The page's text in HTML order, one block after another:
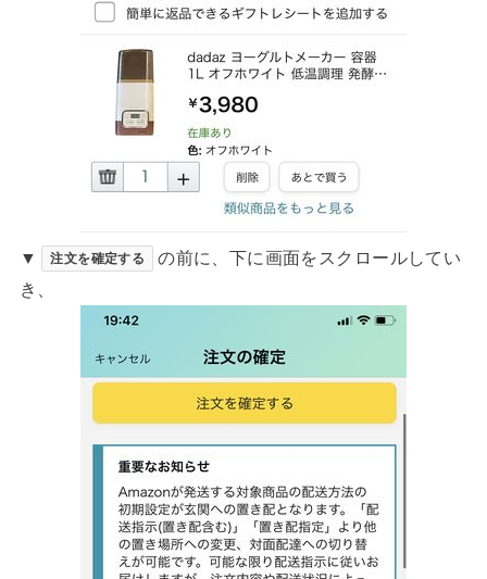
▼ 注文を確定する
の前に、下に画面をスクロールしてい
き、